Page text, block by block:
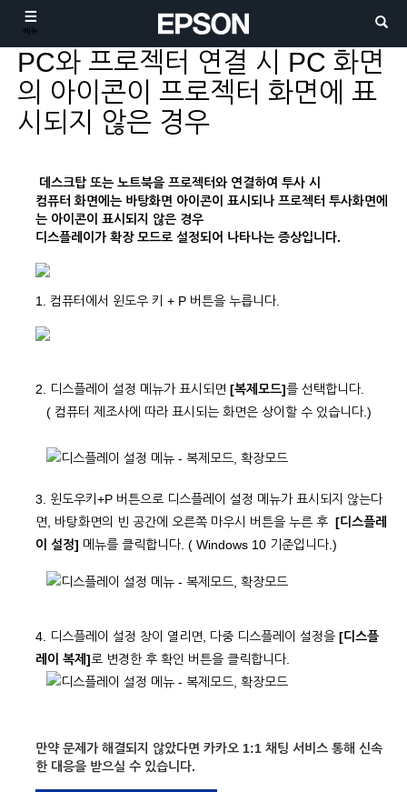
메뉴
PC와 프로젝터 연결 시 PC 화면
의 아이콘이 프로젝터 화면에 표
시되지 않은 경우
데스크탑 또는 노트북을 프로젝터와 연결하여 투사 시
컴퓨터 화면에는 바탕화면 아이콘이 표시되나 프로젝터 투사화면에
는 아이콘이 표시되지 않은 경우
디스플레이가 확장 모드로 설정되어 나타나는 증상입니다.
1. 컴퓨터에서 윈도우 키 + P 버튼을 누릅니다.
2. 디스플레이 설정 메뉴가 표시되면 [복제모드]를 선택합니다.
( 컴퓨터 제조사에 따라 표시되는 화면은 상이할 수 있습니다.)
3. 윈도우키+P 버튼으로 디스플레이 설정 메뉴가 표시되지 않는다
면, 바탕화면의 빈 공간에 오른쪽 마우시 버튼을 누른 후 [디스플레
이 설정] 메뉴를 클릭합니다. ( Windows 10 기준입니다.)
4. 디스플레이 설정 창이 열리면, 다중 디스플레이 설정을 [디스플
레이 복제]로 변경한 후 확인 버튼을 클릭합니다.
만약 문제가 해결되지 않았다면 카카오 1:1 채팅 서비스 통해 신속
한 대응을 받으실 수 있습니다.